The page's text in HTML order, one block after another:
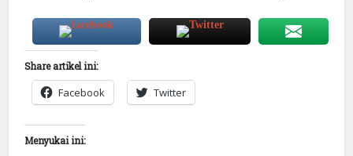
Share artikel ini:
Facebook Twitter
Menyukai ini: